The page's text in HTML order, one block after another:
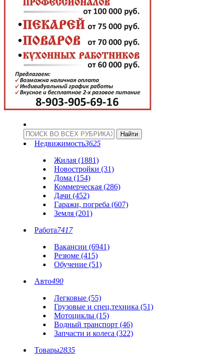
Недвижимость3625
Жилая (1881)
Новостройки (31)
Дома (154)
Коммерческая (286)
Дачи (452)
Гаражи, погреба (607)
Земля (201)
Работа7417
Вакансии (6941)
Резюме (415)
Обучение (51)
Авто490
Легковые (55)
Грузовые и спец.техника (51)
Мотоциклы (15)
Водный транспорт (46)
Запчасти и колеса (322)
Товары2835